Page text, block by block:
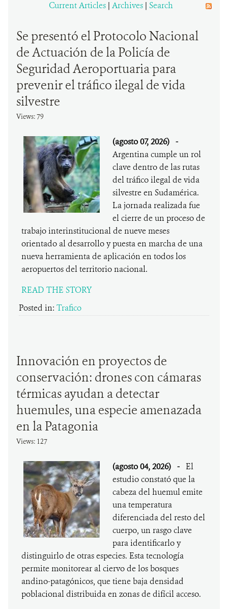
Current Articles | Archives | Search
Se presentó el Protocolo Nacional
de Actuación de la Policía de
Seguridad Aeroportuaria para
prevenir el tráfico ilegal de vida
silvestre
Views: 79
(agosto 07, 2026) -
Argentina cumple un rol
clave dentro de las rutas
del tráfico ilegal de vida
silvestre en Sudamérica.
La jornada realizada fue
el cierre de un proceso de
trabajo interinstitucional de nueve meses
orientado al desarrollo y puesta en marcha de una
nueva herramienta de aplicación en todos los
aeropuertos del territorio nacional.
READ THE STORY
Posted in: Trafico
Innovación en proyectos de
conservación: drones con cámaras
térmicas ayudan a detectar
huemules, una especie amenazada
en la Patagonia
Views: 127
(agosto 04, 2026) - El
estudio constató que la
cabeza del huemul emite
una temperatura
diferenciada del resto del
cuerpo, un rasgo clave
para identificarlo y
distinguirlo de otras especies. Esta tecnología
permite monitorear al ciervo de los bosques
andino-patagónicos, que tiene baja densidad
poblacional distribuida en zonas de difícil acceso.